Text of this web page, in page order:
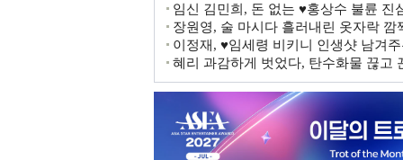
임신 김민희, 돈 없는 ♥홍상수 불륜
장원영, 술 마시다 흘러내린 옷자락
이정재, ♥임세령 비키니 인생샷 남겨
혜리 과감하게 벗었다, 탄수화물 끊고